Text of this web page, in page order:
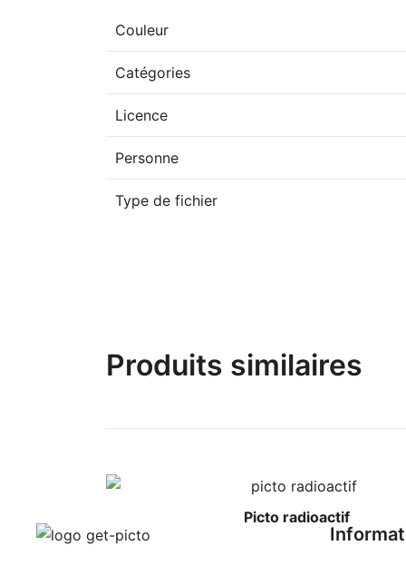
Couleur
Catégories
Licence
Personne
Type de fichier
Produits similaires
Picto radioactif